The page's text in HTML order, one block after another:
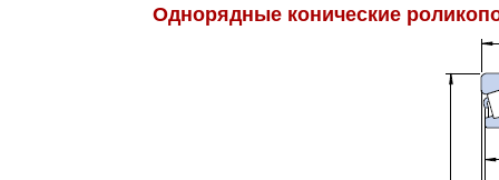
Однорядные конические